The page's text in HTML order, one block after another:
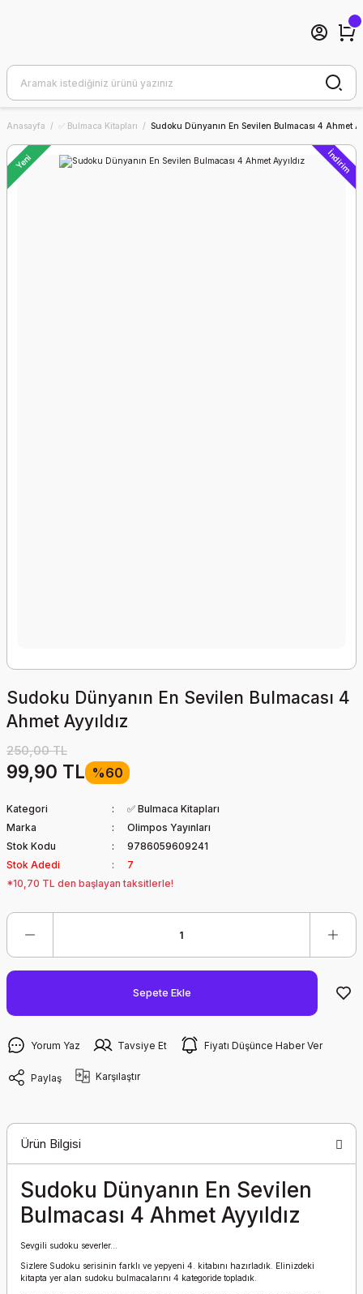
Anasayfa ✅ Bulmaca Kitapları Sudoku Dünyanın En Sevilen Bulmacası 4 Ahmet
Yeni İndirim
Sudoku Dünyanın En Sevilen Bulmacası 4
Ahmet Ayyıldız
250,00 TL
99,90 TL %60
Kategori
✅ Bulmaca Kitapları
Marka
Olimpos Yayınları
Stok Kodu
9786059609241
Stok Adedi
7
*10,70 TL den başlayan taksitlerle!
Sepete Ekle
Yorum Yaz Tavsiye Et Fiyatı Düşünce Haber Ver
Paylaş Karşılaştır
Ürün Bilgisi
Sudoku Dünyanın En Sevilen
Bulmacası 4 Ahmet Ayyıldız
Sevgili sudoku severler...
Sizlere Sudoku serisinin farklı ve yepyeni 4. kitabını hazırladık. Elinizdeki
kitapta yer alan sudoku bulmacalarını 4 kategoride topladık.